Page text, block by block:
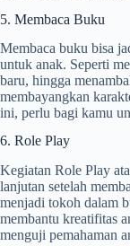
5. Membaca Buku
Membaca buku bisa
untuk anak. Seperti
baru, hingga
membayangkan
ini, perlu bagi kamu
6. Role Play
Kegiatan Role Play
lanjutan setelah
menjadi tokoh dalam
membantu kreatifitas
menguji pemahaman